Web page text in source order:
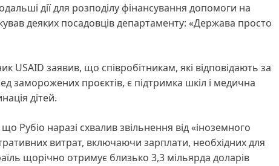
дії для розподілу фінансування допомоги на
деяких посадовців департаменту: «Держава просто
USAID заявив, що співробітникам, які відповідають за
заморожених проєктів, є підтримка шкіл і медична
дітей.
Рубіо наразі схвалив звільнення від «іноземного
витрат, включаючи зарплати, необхідних для
щорічно отримує близько 3,3 мільярда доларів